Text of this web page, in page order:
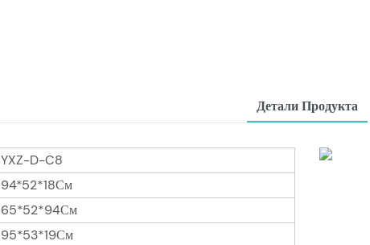
Детали Продукта
YXZ-D-C8
94*52*18См
65*52*94См
95*53*19См